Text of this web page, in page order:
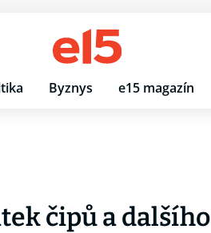
Byznys e15 magazín
čipů a dalšího